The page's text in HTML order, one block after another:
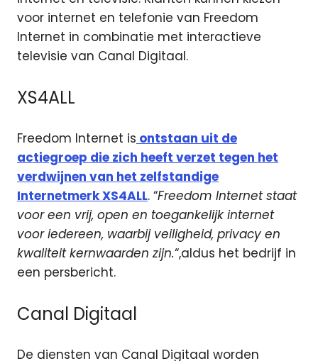
voor internet en telefonie van Freedom
Internet in combinatie met interactieve
televisie van Canal Digitaal.
XS4ALL
Freedom Internet is ontstaan uit de
actiegroep die zich heeft verzet tegen het
verdwijnen van het zelfstandige
Internetmerk XS4ALL. “Freedom Internet staat
voor een vrij, open en toegankelijk internet
voor iedereen, waarbij veiligheid, privacy en
kwaliteit kernwaarden zijn.“,aldus het bedrijf in
een persbericht.
Canal Digitaal
De diensten van Canal Digitaal worden